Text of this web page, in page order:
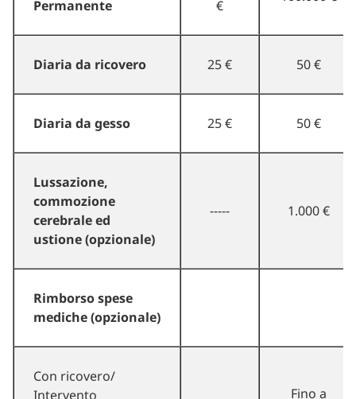
Permanente
€
Diaria da ricovero 25 € 50 €
Diaria da gesso 25 € 50 €
Lussazione,
commozione
cerebrale ed
ustione (opzionale)
----- 1.000 €
Rimborso spese
mediche (opzionale)
Con ricovero/
Intervento
Fino a